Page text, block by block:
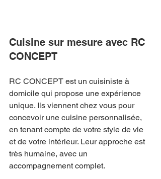
Cuisine sur mesure avec RC
CONCEPT
RC CONCEPT est un cuisiniste à
domicile qui propose une expérience
unique. Ils viennent chez vous pour
concevoir une cuisine personnalisée,
en tenant compte de votre style de vie
et de votre intérieur. Leur approche est
très humaine, avec un
accompagnement complet.